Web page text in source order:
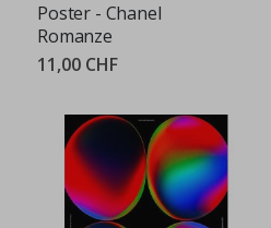
Poster - Chanel
Romanze
11,00 CHF